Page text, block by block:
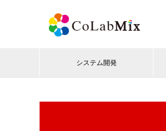
システム開発